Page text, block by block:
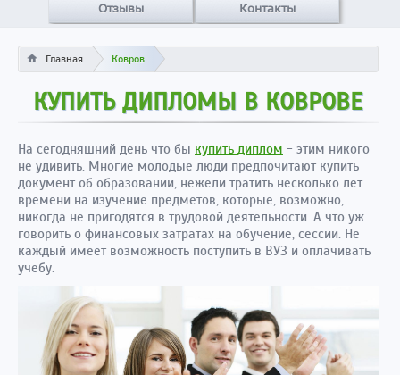
Отзывы Контакты
Главная Ковров
КУПИТЬ ДИПЛОМЫ В КОВРОВЕ
На сегодняшний день что бы купить диплом - этим никого
не удивить. Многие молодые люди предпочитают купить
документ об образовании, нежели тратить несколько лет
времени на изучение предметов, которые, возможно,
никогда не пригодятся в трудовой деятельности. А что уж
говорить о финансовых затратах на обучение, сессии. Не
каждый имеет возможность поступить в ВУЗ и оплачивать
учебу.